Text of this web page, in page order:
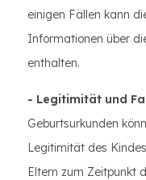
einigen Fällen kann
Informationen über
enthalten.
- Legitimität und
Geburtsurkunden
Legitimität des
Eltern zum Zeitpunkt